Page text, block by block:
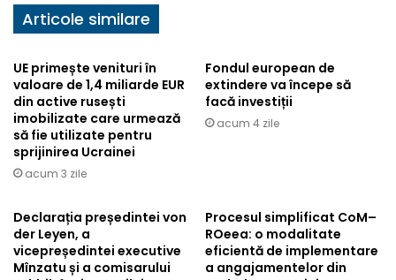
Articole similare
UE primește venituri în
valoare de 1,4 miliarde EUR
din active rusești
imobilizate care urmează
să fie utilizate pentru
sprijinirea Ucrainei
acum 3 zile
Fondul european de
extindere va începe să
facă investiții
acum 4 zile
Declarația președintei von
der Leyen, a
vicepreședintei executive
Mînzatu și a comisarului
Procesul simplificat CoM–
ROeea: o modalitate
eficientă de implementare
a angajamentelor din